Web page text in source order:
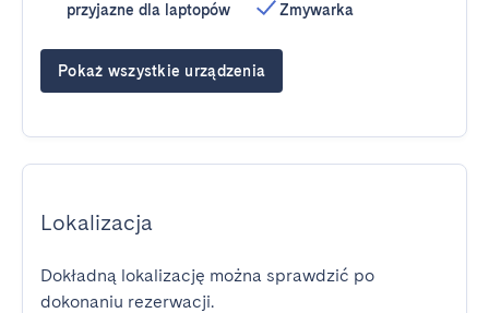
przyjazne dla laptopów
Zmywarka
Pokaż wszystkie urządzenia
Lokalizacja
Dokładną lokalizację można sprawdzić po
dokonaniu rezerwacji.